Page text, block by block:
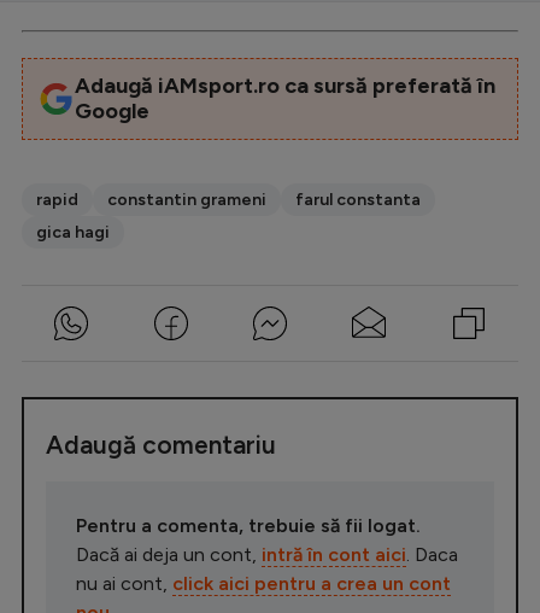
Adaugă iAMsport.ro ca sursă preferată în
Google
rapid constantin grameni
farul constanta
gica hagi
Adaugă comentariu
Pentru a comenta, trebuie să fii logat.
Dacă ai deja un cont, intră în cont aici. Daca
nu ai cont, click aici pentru a crea un cont